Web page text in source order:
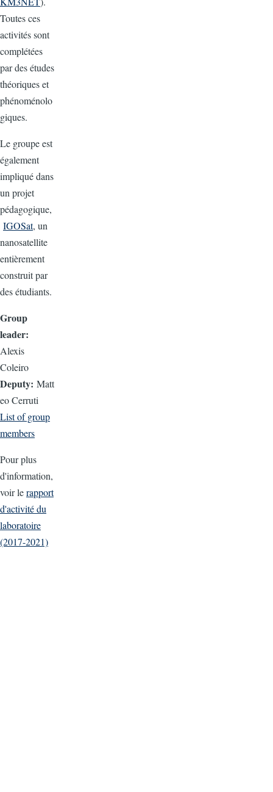
Toutes ces
activités sont
complétées
par des études
théoriques et
phénoménolo
giques.
Le groupe est
également
impliqué dans
un projet
pédagogique,
IGOSat, un
nanosatellite
entièrement
construit par
des étudiants.
Group
leader:
Alexis
Coleiro
Deputy: Matt
eo Cerruti
List of group
members
Pour plus
d'information,
voir lerapport
d'activité du
laboratoire
(2017-2021)